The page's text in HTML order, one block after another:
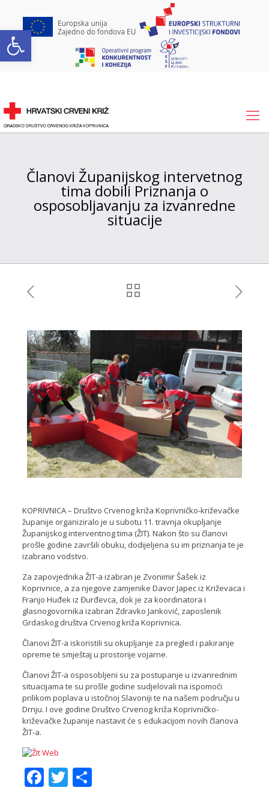
Open toolbar
Članovi Županijskog intervetnog
tima dobili Priznanja o
osposobljavanju za izvanredne
situacije
KOPRIVNICA – Društvo Crvenog križa Koprivničko-križevačke
županije organiziralo je u subotu 11. travnja okupljanje
Županijskog interventnog tima (ŽIT). Nakon što su članovi
prošle godine završili obuku, dodijeljena su im priznanja te je
izabrano vodstvo.
Za zapovjednika ŽIT-a izabran je Zvonimir Šašek iz
Koprivnice, a za njegove zamjenike Davor Japec iz Križevaca i
Franjo Huđek iz Đurđevca, dok je za koordinatora i
glasnogovornika izabran Zdravko Janković, zaposlenik
Grdaskog društva Crvenog križa Koprivnica.
Članovi ŽIT-a iskoristili su okupljanje za pregled i pakiranje
opreme te smještaj u prostorije vojarne.
Članovi ŽIT-a osposobljeni su za postupanje u izvanrednim
situacijama te su prošle godine sudjelovali na ispomoći
prilikom poplava u istočnoj Slavoniji te na našem području u
Drnju. I ove godine Društvo Crvenog križa Koprivničko-
križevačke županije nastavit će s edukacijom novih članova
ŽIT-a.
Facebook
Twitter
Share